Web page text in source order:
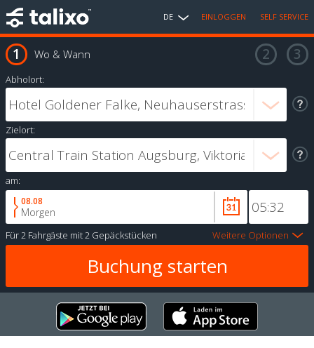
DE EINLOGGEN SELF SERVICE
Wo & Wann
Abholort:
Zielort:
am:
08.08
Morgen
Für2 Fahrgäste mit2 Gepäckstücken Weitere Optionen